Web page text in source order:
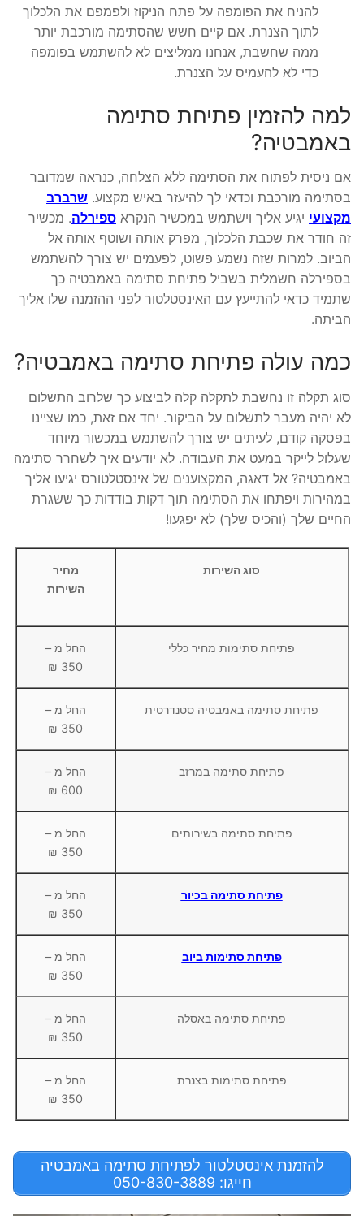
להניח את הפומפה על פתח הניקוז ולפמפם את הלכלוך
לתוך הצנרת. אם קיים חשש שהסתימה מורכבת יותר
ממה שחשבת, אנחנו ממליצים לא להשתמש בפומפה
כדי לא להעמיס על הצנרת.
למה להזמין פתיחת סתימה
באמבטיה?
אם ניסית לפתוח את הסתימה ללא הצלחה, כנראה שמדובר
בסתימה מורכבת וכדאי לך להיעזר באיש מקצוע. שרברב
מקצועי יגיע אליך וישתמש במכשיר הנקרא ספירלה. מכשיר
זה חודר את שכבת הלכלוך, מפרק אותה ושוטף אותה אל
הביוב. למרות שזה נשמע פשוט, לפעמים יש צורך להשתמש
בספירלה חשמלית בשביל פתיחת סתימה באמבטיה כך
שתמיד כדאי להתייעץ עם האינסטלטור לפני ההזמנה שלו אליך
הביתה.
כמה עולה פתיחת סתימה באמבטיה?
סוג תקלה זו נחשבת לתקלה קלה לביצוע כך שלרוב התשלום
לא יהיה מעבר לתשלום על הביקור. יחד אם זאת, כמו שציינו
בפסקה קודם, לעיתים יש צורך להשתמש במכשור מיוחד
שעלול לייקר במעט את העבודה. לא יודעים איך לשחרר סתימה
באמבטיה? אל דאגה, המקצוענים של אינסטלטורס יגיעו אליך
במהירות ויפתחו את הסתימה תוך דקות בודדות כך ששגרת
החיים שלך (והכיס שלך) לא יפגעו!
סוג השירות
מחיר
השירות
פתיחת סתימות מחיר כללי
החל מ –
350 ₪
פתיחת סתימה באמבטיה סטנדרטית
החל מ –
350 ₪
פתיחת סתימה במרזב
החל מ –
600 ₪
פתיחת סתימה בשירותים
החל מ –
350 ₪
פתיחת סתימה בכיור
החל מ –
350 ₪
פתיחת סתימות ביוב
החל מ –
350 ₪
פתיחת סתימה באסלה
החל מ –
350 ₪
פתיחת סתימות בצנרת
החל מ –
350 ₪
להזמנת אינסטלטור לפתיחת סתימה באמבטיה
חייגו: 050-830-3889